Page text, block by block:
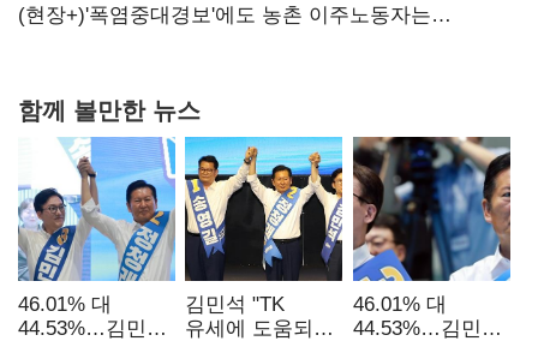
당장 퇴출?…시간만으론 부족한 코스닥 구하기
(현장+)'폭염중대경보'에도 농촌 이주노동자는
함께 볼만한 뉴스
46.01% 대
44.53%…김민석·
김민석 "TK
유세에 도움되는
46.01% 대
44.53%…김민석·